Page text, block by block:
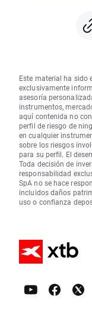
Este material ha sido
exclusivamente
asesoría
instrumentos,
aquí contenida no
perfil de riesgo de
en cualquier
sobre los riesgos
para su perfil. El
Toda decisión de
responsabilidad
SpA no se hace
incluidos daños
uso o confianza